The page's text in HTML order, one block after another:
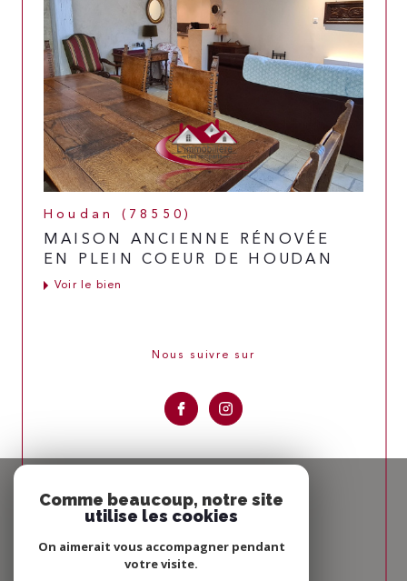
Houdan (78550)
MAISON ANCIENNE RÉNOVÉE
EN PLEIN COEUR DE HOUDAN
Voir le bien
Nous suivre sur
PROPRIÉTAIRE
Se connecter
Nous
Comme beaucoup, notre site
utilise les cookies
On aimerait vous accompagner pendant
votre visite.